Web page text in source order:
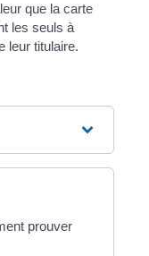
que la carte
les seuls à
leur titulaire.
prouver